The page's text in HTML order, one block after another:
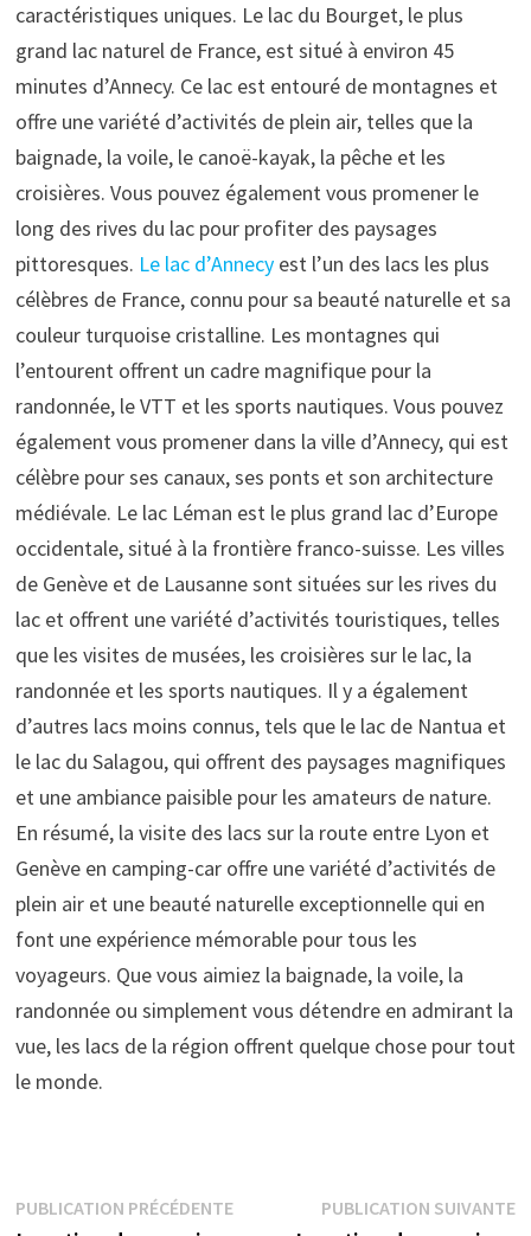
caractéristiques uniques. Le lac du Bourget, le plus
grand lac naturel de France, est situé à environ 45
minutes d’Annecy. Ce lac est entouré de montagnes et
offre une variété d’activités de plein air, telles que la
baignade, la voile, le canoë-kayak, la pêche et les
croisières. Vous pouvez également vous promener le
long des rives du lac pour profiter des paysages
pittoresques. Le lac d’Annecyest l’un des lacs les plus
célèbres de France, connu pour sa beauté naturelle et sa
couleur turquoise cristalline. Les montagnes qui
l’entourent offrent un cadre magnifique pour la
randonnée, le VTT et les sports nautiques. Vous pouvez
également vous promener dans la ville d’Annecy, qui est
célèbre pour ses canaux, ses ponts et son architecture
médiévale. Le lac Léman est le plus grand lac d’Europe
occidentale, situé à la frontière franco-suisse. Les villes
de Genève et de Lausanne sont situées sur les rives du
lac et offrent une variété d’activités touristiques, telles
que les visites de musées, les croisières sur le lac, la
randonnée et les sports nautiques. Il y a également
d’autres lacs moins connus, tels que le lac de Nantua et
le lac du Salagou, qui offrent des paysages magnifiques
et une ambiance paisible pour les amateurs de nature.
En résumé, la visite des lacs sur la route entre Lyon et
Genève en camping-car offre une variété d’activités de
plein air et une beauté naturelle exceptionnelle qui en
font une expérience mémorable pour tous les
voyageurs. Que vous aimiez la baignade, la voile, la
randonnée ou simplement vous détendre en admirant la
vue, les lacs de la région offrent quelque chose pour tout
le monde.
Navigation
PUBLICATION PRÉCÉDENTEPublicationPUBLICATION SUIVANTE